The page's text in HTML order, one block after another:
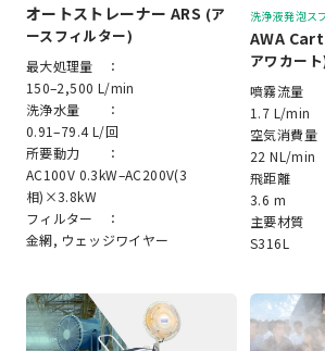
オートストレーナー ARS (ア
ースフィルター)
最大処理量 ：
150–2,500 L/min
洗浄水量 ：
0.91–79.4 L/回
所要動力 ：
AC100V 0.3kW–AC200V(3
相)×3.8kW
フィルター ：
金網, ウェッジワイヤー
洗浄液発泡ス
AWA Cart
アワカー
噴霧流量
1.7 L/min
空気消費量
22 NL/min
飛距離
3.6 m
主要材質
S316L